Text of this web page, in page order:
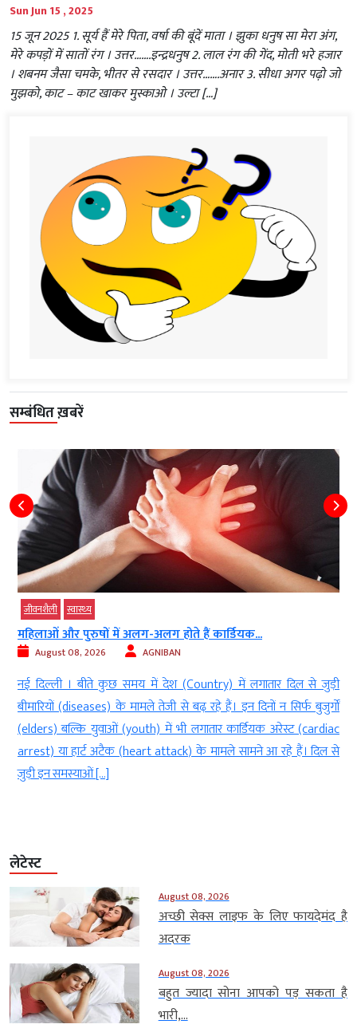
Sun Jun 15 , 2025
15 जून 2025 1. सूर्य हैं मेरे पिता, वर्षा की बूंदें माता । झुका धनुष सा मेरा अंग,
मेरे कपड़ों में सातों रंग । उत्तर…….इन्द्रधनुष 2. लाल रंग की गेंद, मोती भरे हजार
। शबनम जैसा चमके, भीतर से रसदार । उत्तर…….अनार 3. सीधा अगर पढ़ो जो
मुझको, काट – काट खाकर मुस्काओ । उल्टा […]
सम्बंधित ख़बरें
जीवनशैली स्‍वास्‍थ्‍य
महिलाओं और पुरुषों में अलग-अलग होते हैं कार्डियक...
August 08, 2026 AGNIBAN
नई दिल्‍ली । बीते कुछ समय में देश (Country) में लगातार दिल से जुड़ी
बीमारियों (diseases) के मामले तेजी से बढ़ रहे हैं। इन दिनों न सिर्फ बुजुर्गों
(elders) बल्कि युवाओं (youth) में भी लगातार कार्डियक अरेस्ट (cardiac
arrest) या हार्ट अटैक (heart attack) के मामले सामने आ रहे हैं। दिल से
जुड़ी इन समस्याओं […]
लेटेस्ट
August 08, 2026
अच्छी सेक्स लाइफ के लिए फायदेमंद है
अदरक
August 08, 2026
बहुत ज्यादा सोना आपको पड़ सकता है
भारी,...